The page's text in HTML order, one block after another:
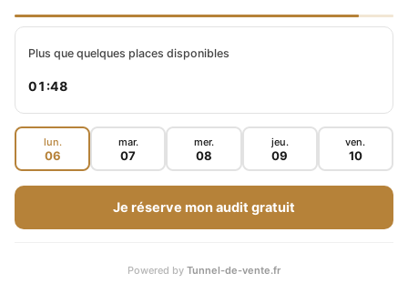
Alex : Ouais, c’est sûr. Après, c’est le travail qui
doit se faire en amont de prendre l’habitude
d’apporter de la valeur parce que si vos story
ne sont pas intéressantes et pas engageantes,
ben parfois, ils vont se dire…
Maxence : Ben, les gens ils se désabonnent et
Plus que quelques places disponibles
01:47
lun.
06
mar.
07
mer.
08
jeu.
09
ven.
10
Je réserve mon audit gratuit
Powered by Tunnel-de-vente.fr